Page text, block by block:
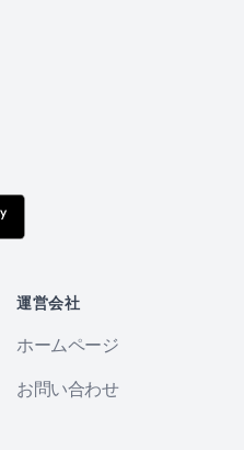
運営会社
ホームページ
お問い合わせ